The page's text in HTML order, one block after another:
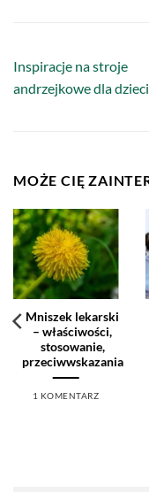
Inspiracje na stroje
andrzejkowe dla dzieci
MOŻE CIĘ
Mniszek lekarski
– właściwości,
stosowanie,
przeciwwskazania
1 KOMENTARZ